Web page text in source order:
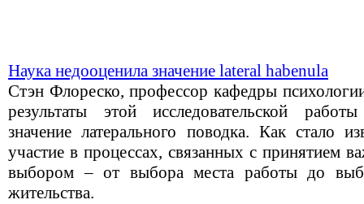
Наука недооценила значение lateral habenula
Стэн Флореско, профессор кафедры
результаты этой исследовательской
значение латерального поводка. Как стало
участие в процессах, связанных с принятием
выбором – от выбора места работы до
жительства.